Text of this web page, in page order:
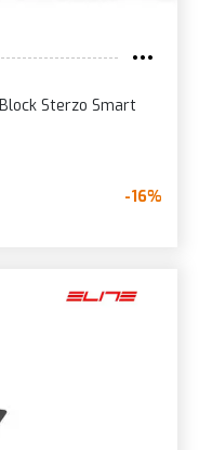
Sterzo Smart
-16%